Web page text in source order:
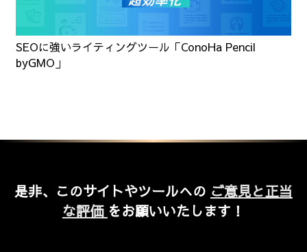
SEOに強いライティングツール「ConoHa Pencil
byGMO」
是非、このサイトやツールへの ご意見と正当
な評価 をお願いいたします！